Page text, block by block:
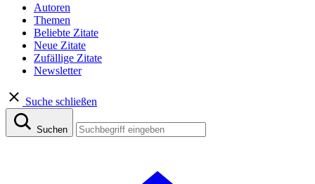
Autoren
Themen
Beliebte Zitate
Neue Zitate
Zufällige Zitate
Newsletter
Suche schließen
Suchen